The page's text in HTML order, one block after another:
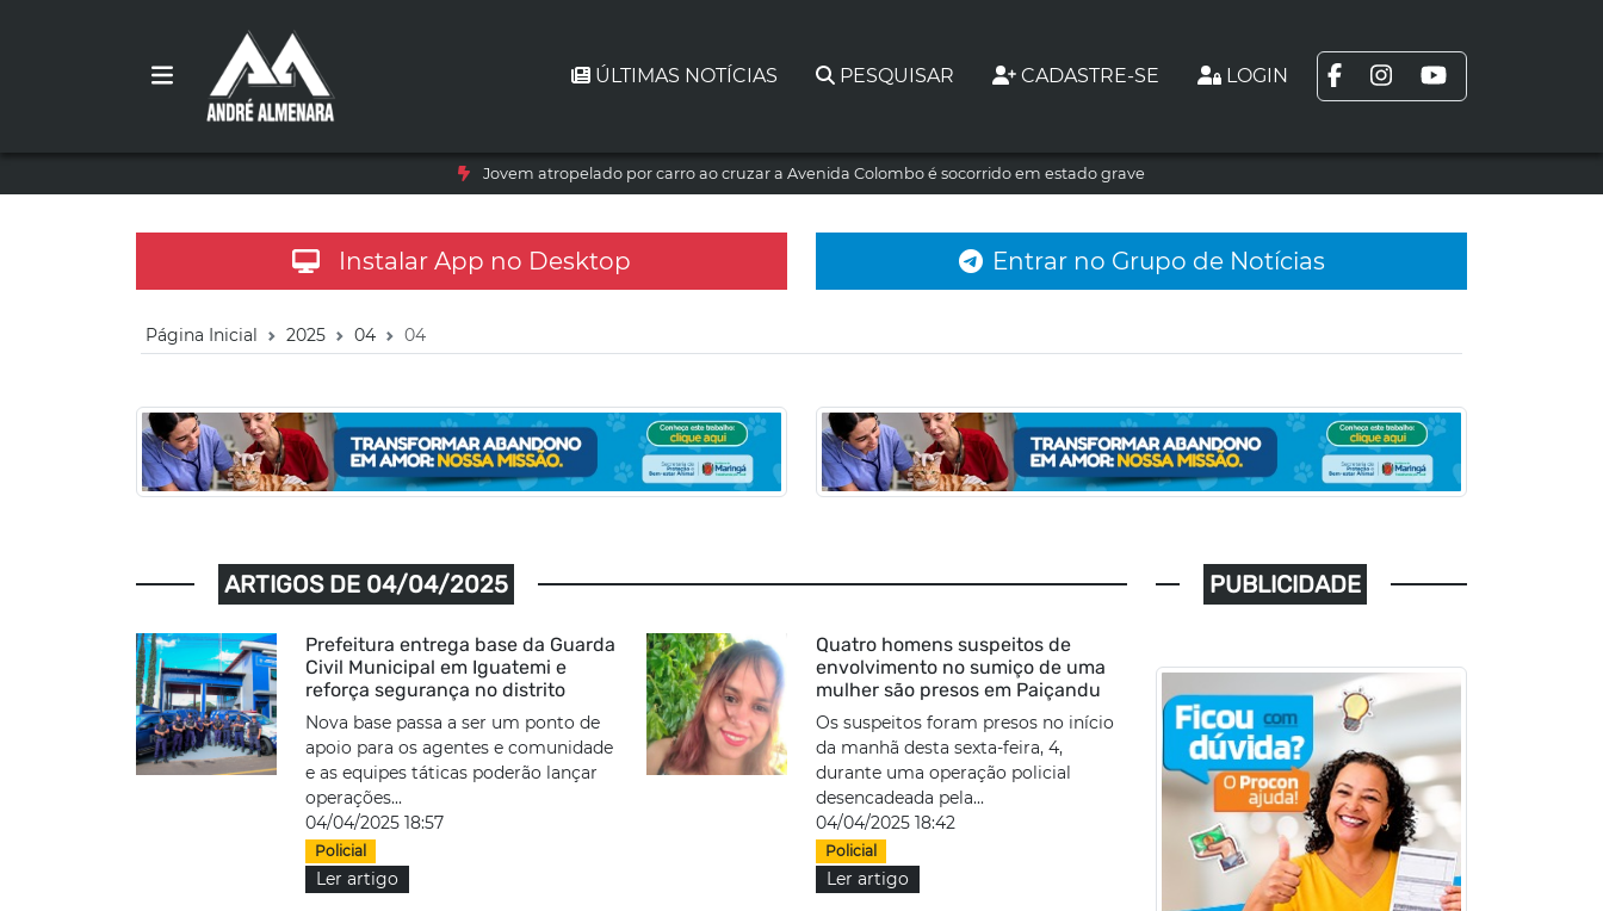
ÚLTIMAS NOTÍCIAS PESQUISAR CADASTRE-SE LOGIN
Jovem atropelado por carro ao cruzar a Avenida Colombo é socorrido em estado grave
Instalar App no Desktop Entrar no Grupo de Notícias
Página Inicial 2025 04 04
ARTIGOS DE 04/04/2025
Prefeitura entrega base da Guarda
Civil Municipal em Iguatemi e
reforça segurança no distrito
Nova base passa a ser um ponto de
apoio para os agentes e comunidade
e as equipes táticas poderão lançar
operações...
04/04/2025 18:57
Policial
Ler artigo
Quatro homens suspeitos de
envolvimento no sumiço de uma
mulher são presos em Paiçandu
Os suspeitos foram presos no início
da manhã desta sexta-feira, 4,
durante uma operação policial
desencadeada pela...
04/04/2025 18:42
Policial
Ler artigo
PUBLICIDADE